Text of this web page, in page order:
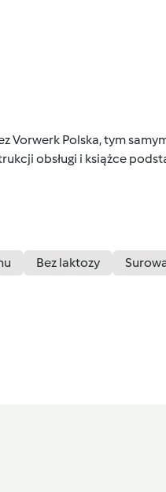
Vorwerk Polska, tym
obsługi i książce
Bez laktozy